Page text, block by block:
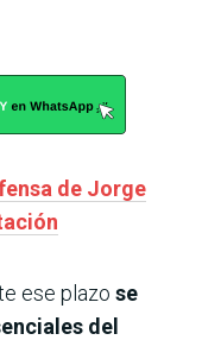
de Jorge
ese plazo se
del